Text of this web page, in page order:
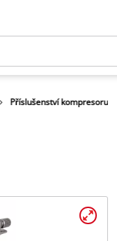
Příslušenství kompresoru